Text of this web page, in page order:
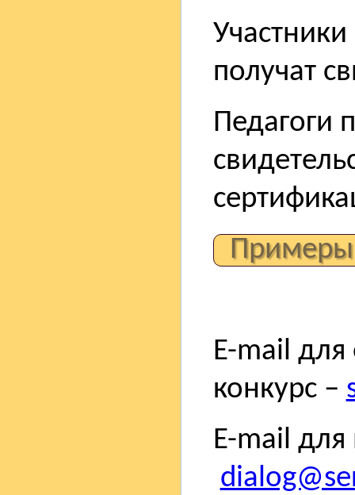
получат
Педагоги
Примеры
E-mail
конкурс –
E-mail для